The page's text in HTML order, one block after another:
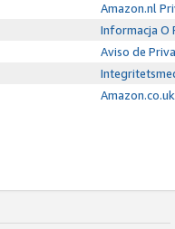
Amazon.nl
Informacja O
Aviso de